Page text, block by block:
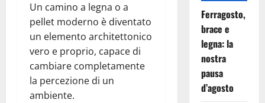
Un camino a legna o a
pellet moderno è diventato
un elemento architettonico
vero e proprio, capace di
cambiare completamente
la percezione di un
ambiente.
Ferragosto,
brace e
legna: la
nostra
pausa
d’agosto